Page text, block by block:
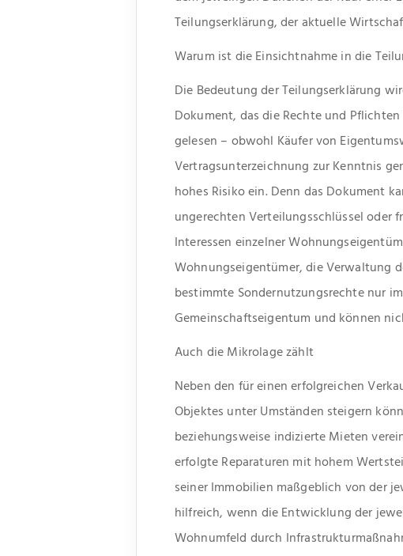
Teilungserklärung, der aktuelle
Warum ist die Einsichtnahme in die
Die Bedeutung der Teilungserklärung
Dokument, das die Rechte und
gelesen – obwohl Käufer von
Vertragsunterzeichnung zur Kenntnis
hohes Risiko ein. Denn das Dokument
ungerechten Verteilungsschlüssel oder
Interessen einzelner
Wohnungseigentümer, die Verwaltung
bestimmte Sondernutzungsrechte nur
Gemeinschaftseigentum und können
Auch die Mikrolage zählt
Neben den für einen erfolgreichen
Objektes unter Umständen steigern
beziehungsweise indizierte Mieten
erfolgte Reparaturen mit hohem
seiner Immobilien maßgeblich von der
hilfreich, wenn die Entwicklung der
Wohnumfeld durch